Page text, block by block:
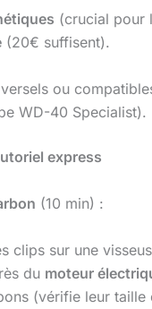
(crucial pour
(20€ suffisent).
ou
WD-40 Specialist).
express
(10 min) :
clips sur une
du moteur
(vérifie leur taille